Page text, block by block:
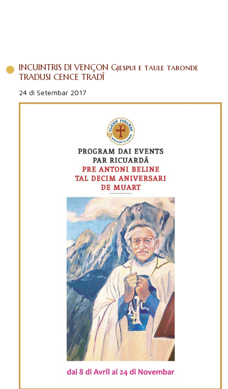
INCUINTRIS DI VENÇON Gjespui e taule taronde
TRADUSI CENCE TRADÎ
24 di Setembar 2017